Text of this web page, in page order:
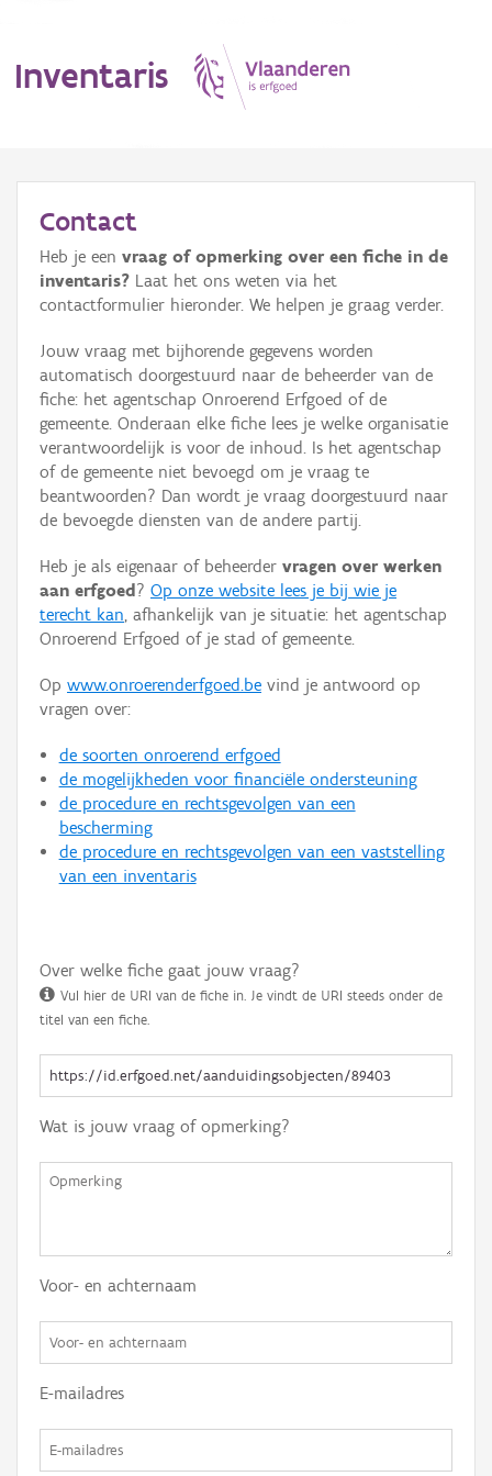
Inventaris
Erfgoedobject
Aanduidingsobject
Waarneming
Thema
Gebeurtenis
Persoon of collectief
Hergebruik
Aanmelden
Contact
Heb je een vraag of opmerking over een fiche in de
inventaris? Laat het ons weten via het
contactformulier hieronder. We helpen je graag verder.
Jouw vraag met bijhorende gegevens worden
automatisch doorgestuurd naar de beheerder van de
fiche: het agentschap Onroerend Erfgoed of de
gemeente. Onderaan elke fiche lees je welke organisatie
verantwoordelijk is voor de inhoud. Is het agentschap
of de gemeente niet bevoegd om je vraag te
beantwoorden? Dan wordt je vraag doorgestuurd naar
de bevoegde diensten van de andere partij.
Heb je als eigenaar of beheerder vragen over werken
aan erfgoed ? Op onze website lees je bij wie je
terecht kan, afhankelijk van je situatie: het agentschap
Onroerend Erfgoed of je stad of gemeente.
Op www.onroerenderfgoed.be vind je antwoord op
vragen over:
de soorten onroerend erfgoed
de mogelijkheden voor financiële ondersteuning
de procedure en rechtsgevolgen van een
bescherming
de procedure en rechtsgevolgen van een vaststelling
van een inventaris
Over welke fiche gaat jouw vraag?
Vul hier de URI van de fiche in. Je vindt de URI steeds onder de
titel van een fiche.
Wat is jouw vraag of opmerking?
Voor- en achternaam
E-mailadres